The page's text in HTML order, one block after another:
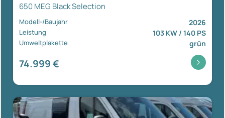
650 MEG Black Selection
Modell-/Baujahr 2026
Leistung 103 KW / 140 PS
Umweltplakette grün
74.999 €